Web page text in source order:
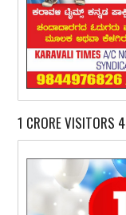
1 CRORE VISITORS 4